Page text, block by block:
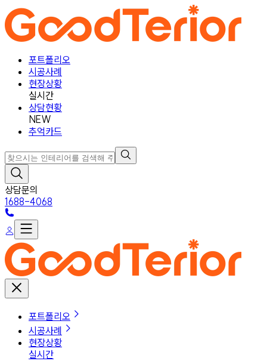
포트폴리오
시공사례
현장상황
실시간
상담현황
NEW
추억카드
상담문의
1688-4068
포트폴리오
시공사례
현장상황
실시간